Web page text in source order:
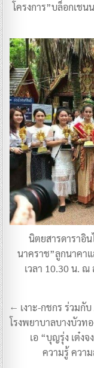
โครงการ”บล็อกเช
นิตยสารดาราอิ
นาคราช”ลูกนาคา
เวลา 10.30 น.
แนะแนว
เรื่อง
← เงาะ-กชกร ร่วมกั
โรงพยาบาลบางบัวทอ
เอ “บุญรุ่ง เต๋ง
ความรู้ ควา